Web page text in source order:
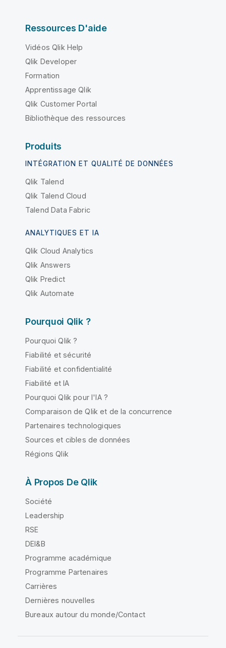
Ressources D'aide
Vidéos Qlik Help
Qlik Developer
Formation
Apprentissage Qlik
Qlik Customer Portal
Bibliothèque des ressources
Produits
INTÉGRATION ET QUALITÉ DE DONNÉES
Qlik Talend
Qlik Talend Cloud
Talend Data Fabric
ANALYTIQUES ET IA
Qlik Cloud Analytics
Qlik Answers
Qlik Predict
Qlik Automate
Pourquoi Qlik ?
Pourquoi Qlik ?
Fiabilité et sécurité
Fiabilité et confidentialité
Fiabilité et IA
Pourquoi Qlik pour l'IA ?
Comparaison de Qlik et de la concurrence
Partenaires technologiques
Sources et cibles de données
Régions Qlik
À Propos De Qlik
Société
Leadership
RSE
DEI&B
Programme académique
Programme Partenaires
Carrières
Dernières nouvelles
Bureaux autour du monde/Contact